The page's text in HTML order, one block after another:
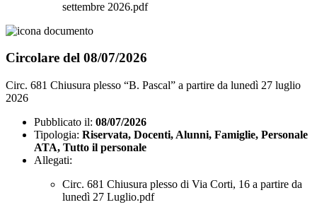
settembre 2026.pdf
Circolare del 08/07/2026
Circ. 681 Chiusura plesso “B. Pascal” a partire da lunedì 27 luglio
2026
Pubblicato il: 08/07/2026
Tipologia: Riservata, Docenti, Alunni, Famiglie, Personale
ATA, Tutto il personale
Allegati:
Circ. 681 Chiusura plesso di Via Corti, 16 a partire da
lunedì 27 Luglio.pdf